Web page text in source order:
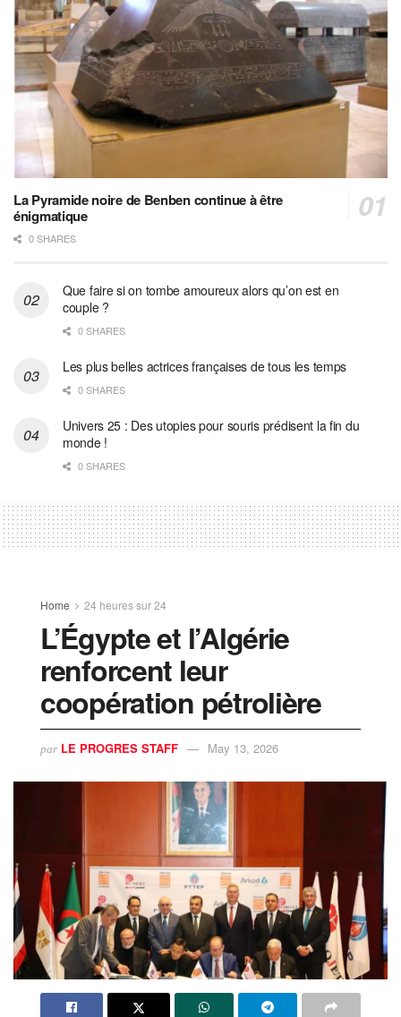
La Pyramide noire de Benben continue à être
énigmatique
0 SHARES
Que faire si on tombe amoureux alors qu’on est en
couple ?
0 SHARES
Les plus belles actrices françaises de tous les temps
0 SHARES
Univers 25 : Des utopies pour souris prédisent la fin du
monde !
0 SHARES
Home 24 heures sur 24
L’Égypte et l’Algérie
renforcent leur
coopération pétrolière
par LE PROGRES STAFF May 13, 2026